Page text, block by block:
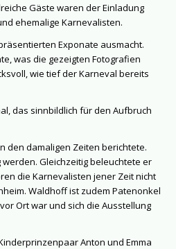
Gäste waren der Einladung
ehemalige Karnevalisten.
Exponate ausmacht.
was die gezeigten Fotografien
wie tief der Karneval bereits
das sinnbildlich für den Aufbruch
den damaligen Zeiten berichtete.
Gleichzeitig beleuchtete er
die Karnevalisten jener Zeit nicht
Waldhoff ist zudem Patenonkel
Ort war und sich die Ausstellung
Anton und Emma